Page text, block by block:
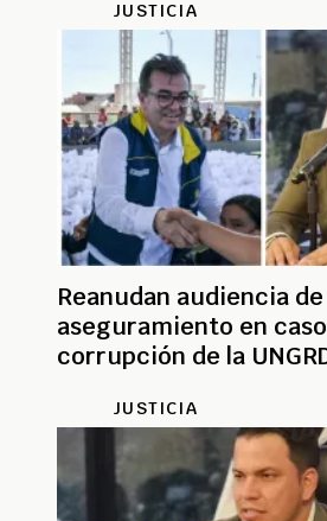
JUSTICIA
Reanudan audiencia
aseguramiento en
corrupción de la
JUSTICIA